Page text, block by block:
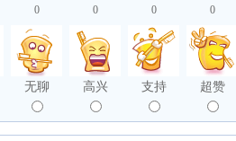
0
无聊
0
高兴
0
支持
0
超赞